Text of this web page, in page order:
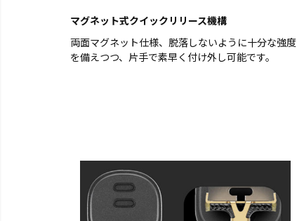
マグネット式クイックリリース機構
両面マグネット仕様、脱落しないように十分な強度
を備えつつ、片手で素早く付け外し可能です。